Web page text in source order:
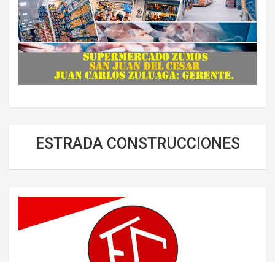
ESTRADA CONSTRUCCIONES